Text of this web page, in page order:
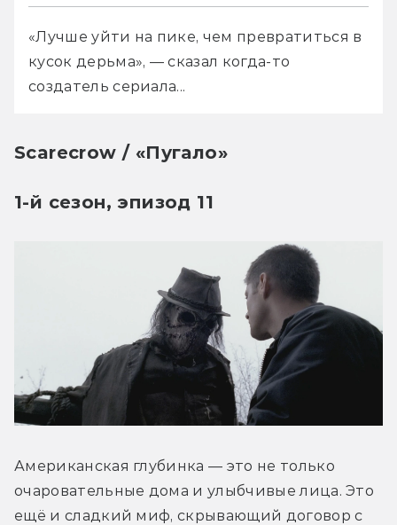
«Лучше уйти на пике, чем превратиться в
кусок дерьма», — сказал когда-то
создатель сериала...
Scarecrow / «Пугало»
1-й сезон, эпизод 11
Американская глубинка — это не только
очаровательные дома и улыбчивые лица. Это
ещё и сладкий миф, скрывающий договор с